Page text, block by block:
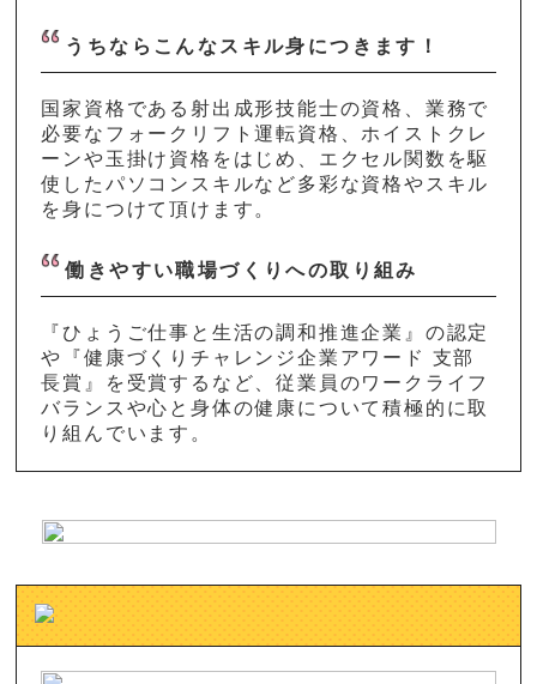
うちならこんなスキル身につきます！
国家資格である射出成形技能士の資格、業務で
必要なフォークリフト運転資格、ホイストクレ
ーンや玉掛け資格をはじめ、エクセル関数を駆
使したパソコンスキルなど多彩な資格やスキル
を身につけて頂けます。
働きやすい職場づくりへの取り組み
『ひょうご仕事と生活の調和推進企業』の認定
や『健康づくりチャレンジ企業アワード 支部
長賞』を受賞するなど、従業員のワークライフ
バランスや心と身体の健康について積極的に取
り組んでいます。